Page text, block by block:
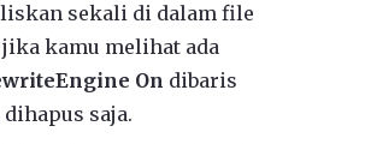
sekali di dalam file
jika kamu melihat ada
On dibaris
saja.